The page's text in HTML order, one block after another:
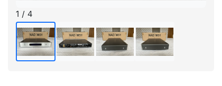
1 / 4